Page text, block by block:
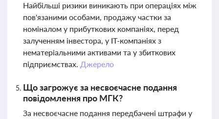
Найбільші ризики виникають при операціях між
пов'язаними особами, продажу частки за
номіналом у прибуткових компаніях, перед
залученням інвестора, у IT-компаніях з
нематеріальними активами та у збиткових
підприємствах. Джерело
Що загрожує за несвоєчасне подання
повідомлення про МГК?
За несвоєчасне подання передбачені штрафи у